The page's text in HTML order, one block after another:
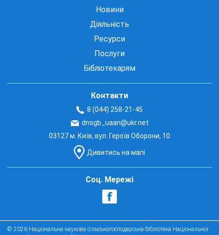
Новини
Діяльність
Ресурси
Послуги
Бібліотекарям
Контакти
8 (044) 258-21-45
dnsgb_uaan@ukr.net
03127 м. Київ, вул. Героїв Оборони, 10
Дивитись на мапі
Соц. Мережі
© 2026 Національна наукова сільськогосподарська бібліотека Національної